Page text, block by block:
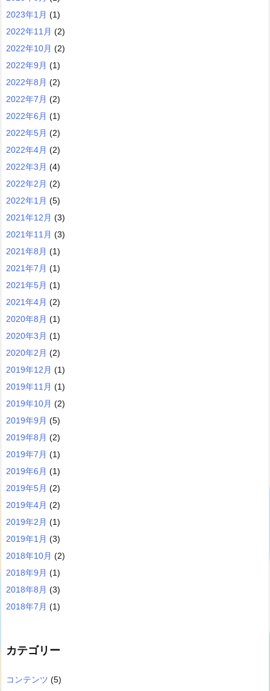
2023年1月 (1)
2022年11月 (2)
2022年10月 (2)
2022年9月 (1)
2022年8月 (2)
2022年7月 (2)
2022年6月 (1)
2022年5月 (2)
2022年4月 (2)
2022年3月 (4)
2022年2月 (2)
2022年1月 (5)
2021年12月 (3)
2021年11月 (3)
2021年8月 (1)
2021年7月 (1)
2021年5月 (1)
2021年4月 (2)
2020年8月 (1)
2020年3月 (1)
2020年2月 (2)
2019年12月 (1)
2019年11月 (1)
2019年10月 (2)
2019年9月 (5)
2019年8月 (2)
2019年7月 (1)
2019年6月 (1)
2019年5月 (2)
2019年4月 (2)
2019年2月 (1)
2019年1月 (3)
2018年10月 (2)
2018年9月 (1)
2018年8月 (3)
2018年7月 (1)
カテゴリー
コンテンツ (5)